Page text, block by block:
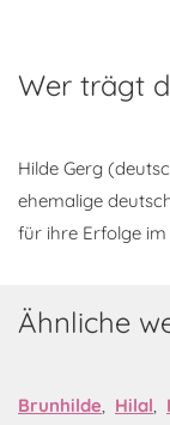
Wer trägt
Hilde Gerg
ehemalige
für ihre Erfolge
Ähnliche
Brunhilde, Hilal,